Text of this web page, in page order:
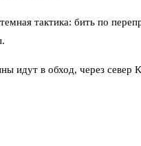
тактика: бить по
идут в обход, через север